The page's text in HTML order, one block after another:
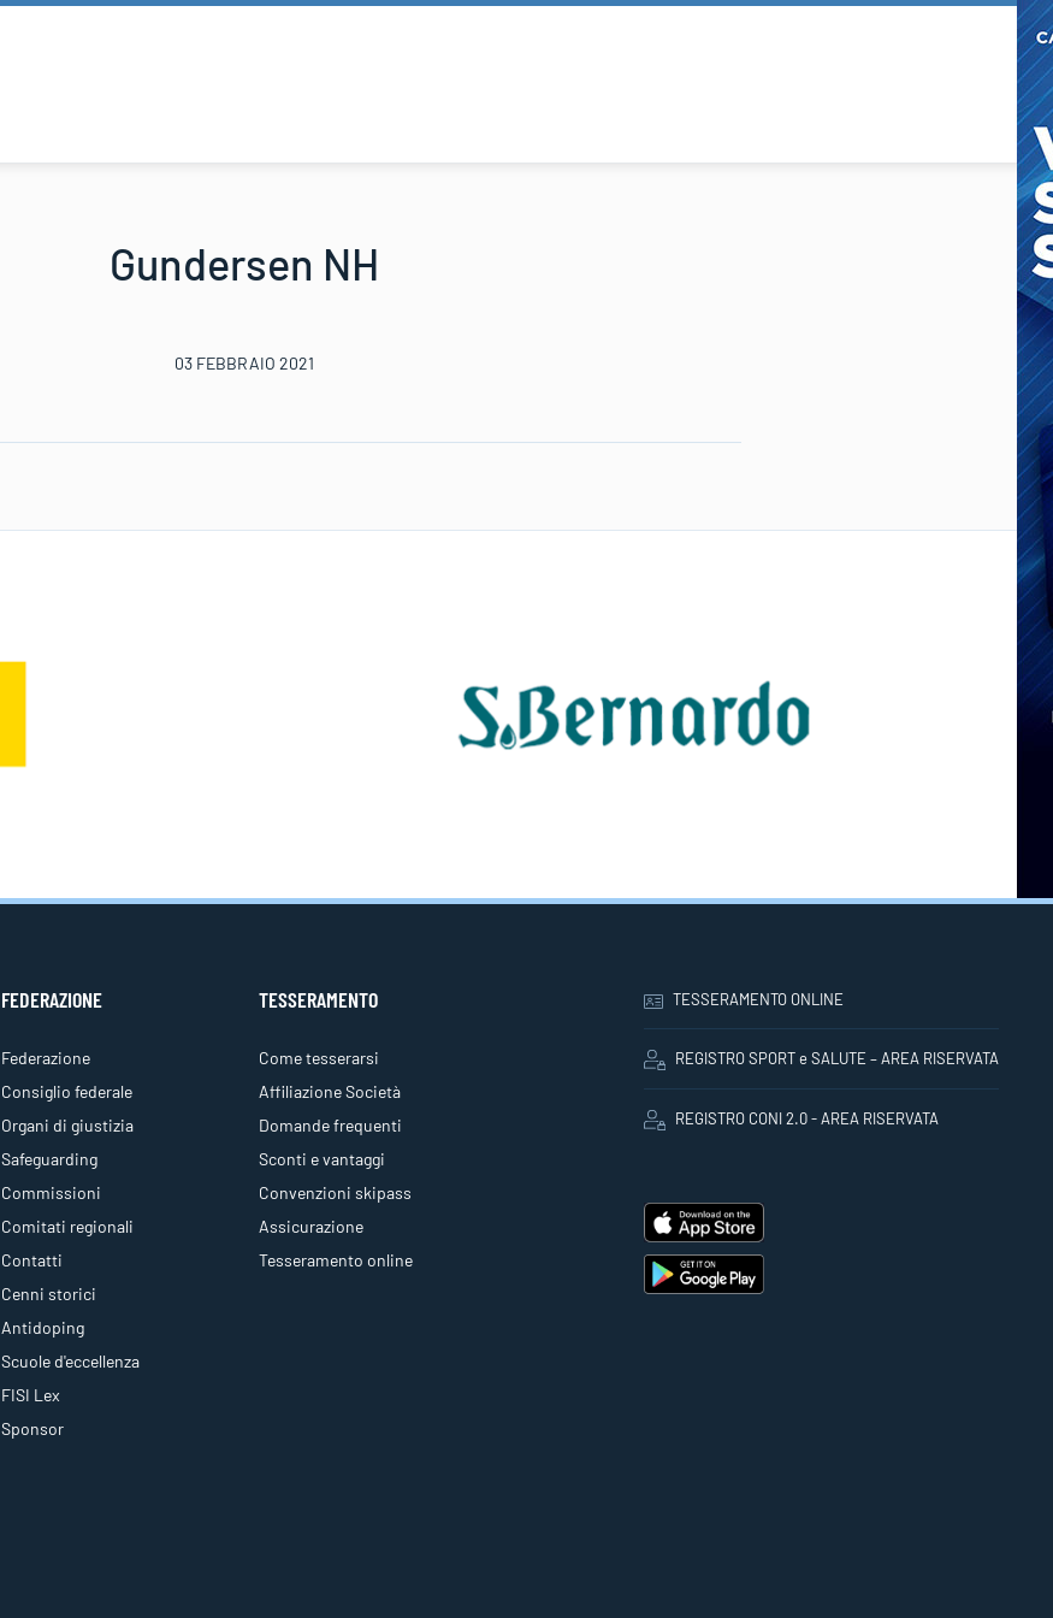
Gundersen NH
03 FEBBRAIO 2021
FEDERAZIONE
Federazione
Consiglio federale
Organi di giustizia
Safeguarding
Commissioni
Comitati regionali
Contatti
Cenni storici
Antidoping
Scuole d'eccellenza
FISI Lex
Sponsor
TESSERAMENTO
Come tesserarsi
Affiliazione Società
Domande frequenti
Sconti e vantaggi
Convenzioni skipass
Assicurazione
Tesseramento online
TESSERAMENTO ONLINE
REGISTRO SPORT e SALUTE – AREA RISERVATA
REGISTRO CONI 2.0 - AREA RISERVATA